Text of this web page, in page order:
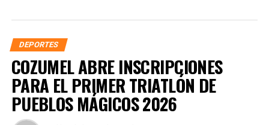
DEPORTES
COZUMEL ABRE INSCRIPCIONES
PARA EL PRIMER TRIATLÓN DE
PUEBLOS MÁGICOS 2026